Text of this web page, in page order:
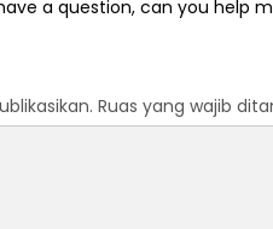
a question, can you help
Ruas yang wajib